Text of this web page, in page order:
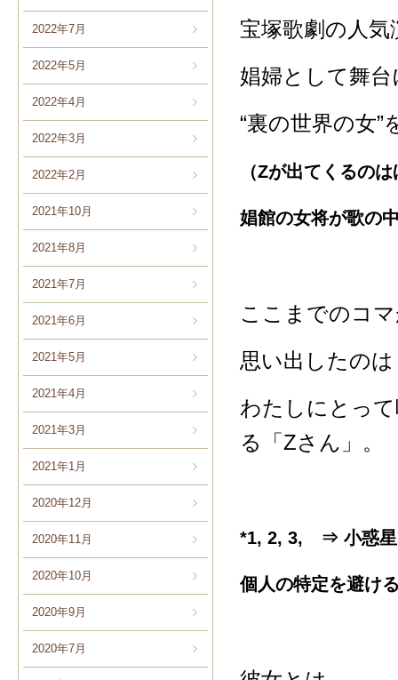
2022年7月
2022年5月
2022年4月
2022年3月
2022年2月
2021年10月
2021年8月
2021年7月
2021年6月
2021年5月
2021年4月
2021年3月
2021年1月
2020年12月
2020年11月
2020年10月
2020年9月
2020年7月
宝塚歌劇の人
娼婦として舞
“裏の世界の女
（Zが出てくるの
娼館の女将が歌の
ここまでのコ
思い出したのは
わたしにとっ
る「Zさん」
*1, 2, 3, ⇒ 小惑星
個人の特定を避け